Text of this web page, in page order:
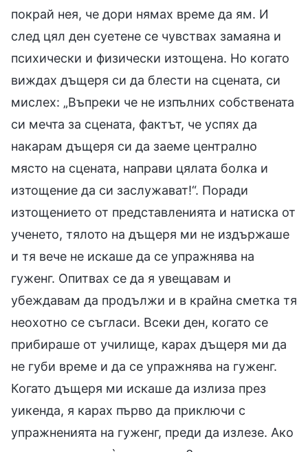
покрай нея, че дори нямах време да ям. И
след цял ден суетене се чувствах замаяна и
психически и физически изтощена. Но когато
виждах дъщеря си да блести на сцената, си
мислех: „Въпреки че не изпълних собствената
си мечта за сцената, фактът, че успях да
накарам дъщеря си да заеме централно
място на сцената, направи цялата болка и
изтощение да си заслужават!“. Поради
изтощението от представленията и натиска от
ученето, тялото на дъщеря ми не издържаше
и тя вече не искаше да се упражнява на
гуженг. Опитвах се да я увещавам и
убеждавам да продължи и в крайна сметка тя
неохотно се съгласи. Всеки ден, когато се
прибираше от училище, карах дъщеря ми да
не губи време и да се упражнява на гуженг.
Когато дъщеря ми искаше да излиза през
уикенда, я карах първо да приключи с
упражненията на гуженг, преди да излезе. Ако